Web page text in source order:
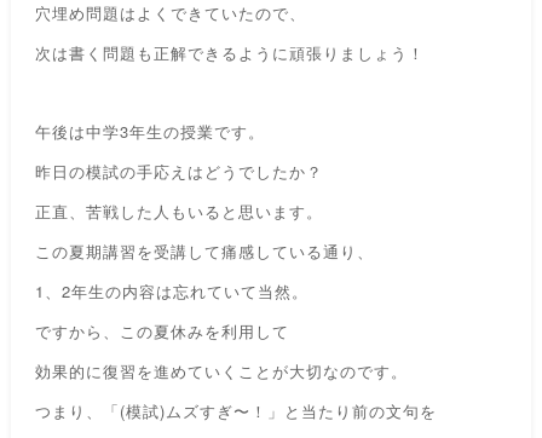
穴埋め問題はよくできていたので、
次は書く問題も正解できるように頑張りましょう！
午後は中学3年生の授業です。
昨日の模試の手応えはどうでしたか？
正直、苦戦した人もいると思います。
この夏期講習を受講して痛感している通り、
1、2年生の内容は忘れていて当然。
ですから、この夏休みを利用して
効果的に復習を進めていくことが大切なのです。
つまり、「(模試)ムズすぎ〜！」と当たり前の文句を